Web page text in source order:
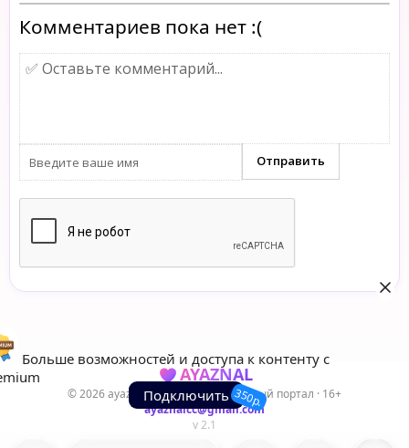
Комментариев пока нет :(
Больше возможностей и доступа к контенту с
Подключить 350р.
AYAZNAL
© 2026 ayaznal.cc — Развлекательный портал · 16+
ayaznalcc@gmail.com
v 2.1